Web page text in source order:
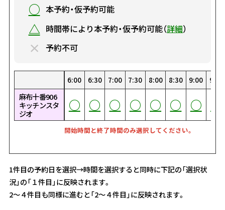
○ 本予約・仮予約可能
△ 時間帯により本予約・仮予約可能（詳細）
× 予約不可
麻布十番906
キッチンスタ
ジオ
○ ○
○ ○
20:30
○
21:00
○
21:30
○
22:00
○
22:30
○
23:00
○
23:30
○
○ ○ ○
17:00
○
17:30
○
18:00
○
18:30
○
19:00
○
19:30
○
20:00
○
○ ○
13:00
○
13:30
○
14:00
○
14:30
○
15:00
○
15:30
○
16:00
○
16:30
○
○ ○
9:30
○
10:00
○
10:30
○
11:00
○
11:30
○
12:00
○
12:30
○
13:00
○ ○ ○
6:00
○
6:30
○
7:00
○
7:30
○
8:00
○
8:30
○
9:00
○
9:30
○ ○ ○
2:30
○
3:00
○
3:30
○
4:00
○
4:30
○
5:00
○
5:30
○
0:00
○
0:30
○
1:00
○
1:30
○
2:00
○
開始時間と終了時間のみ選択してください。
1件目の予約日を選択→時間を選択すると同時に下記の「選択状
況」の「１件目」に反映されます。
2～４件目も同様に進むと「2～４件目」に反映されます。